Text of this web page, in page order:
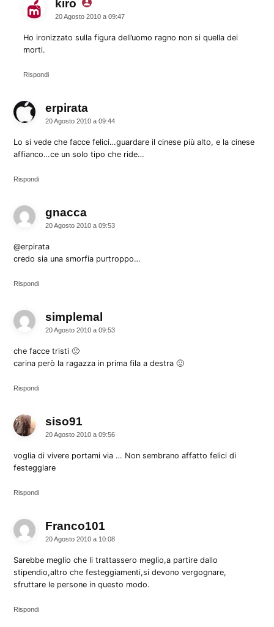
kiro dice:
20 Agosto 2010 a 09:47
Ho ironizzato sulla figura dell’uomo ragno non si quella dei
morti.
Rispondi
erpiratadice:
20 Agosto 2010 a 09:44
Lo si vede che facce felici…guardare il cinese più alto, e la cinese
affianco…ce un solo tipo che ride…
Rispondi
gnaccadice:
20 Agosto 2010 a 09:53
@erpirata
credo sia una smorfia purtroppo…
Rispondi
simplemal
20 Agosto 2010 a 09:53
che facce tristi 🙁
carina però la ragazza in prima fila a destra 🙂
Rispondi
siso91
20 Agosto 2010 a 09:56
voglia di vivere portami via … Non sembrano affatto felici di
festeggiare
Rispondi
Franco101
20 Agosto 2010 a 10:08
Sarebbe meglio che li trattassero meglio,a partire dallo
stipendio,altro che festeggiamenti,si devono vergognare,
sfruttare le persone in questo modo.
Rispondi